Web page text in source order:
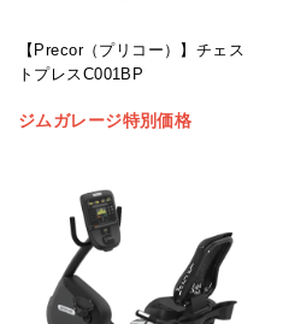
【Precor（プリコー）】チェス
トプレスC001BP
ジムガレージ特別価格